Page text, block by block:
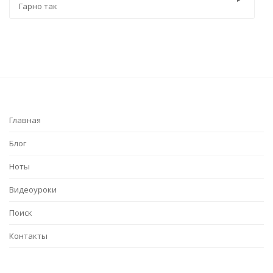
Гарно так
Главная
Блог
Ноты
Видеоуроки
Поиск
Контакты